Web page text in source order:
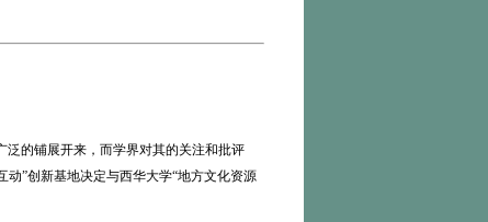
的铺展开来，而学界对其的关注和批评
”创新基地决定与西华大学“地方文化资源